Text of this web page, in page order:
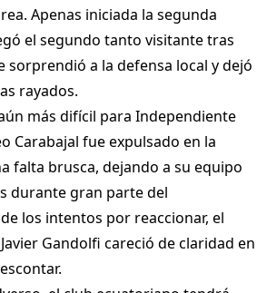
Apenas iniciada la segunda
el segundo tanto visitante tras
sorprendió a la defensa local y dejó
rayados.
más difícil para Independiente
Carabajal fue expulsado en la
falta brusca, dejando a su equipo
durante gran parte del
los intentos por reaccionar, el
Gandolfi careció de claridad en